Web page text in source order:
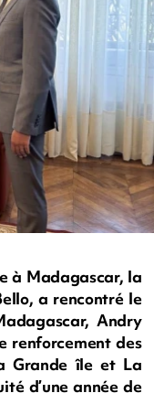
à Madagascar, la
a rencontré le
Andry
renforcement des
Grande île et La
d’une année de